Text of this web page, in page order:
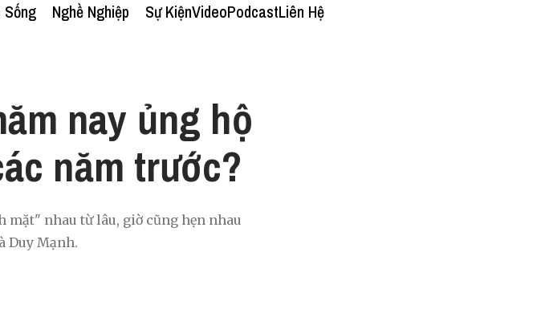
Sống Nghề Nghiệp Sự KiệnVideoPodcastLiên Hệ
nay ủng hộ
năm trước?
mặt" nhau từ lâu, giờ cũng hẹn nhau
Duy Mạnh.